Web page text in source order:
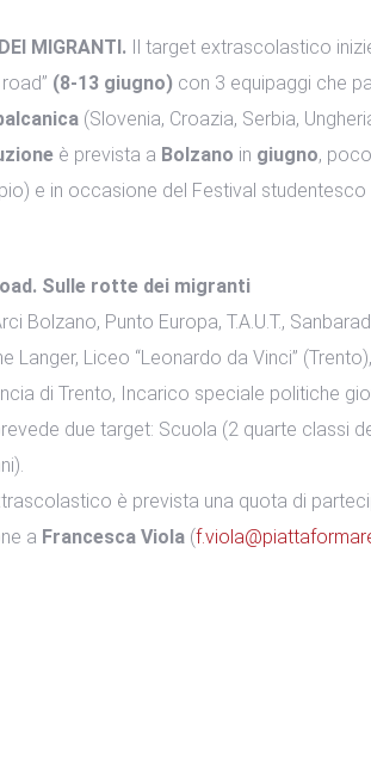
MIGRANTI. Il target extrascolastico
(8-13 giugno) con 3 equipaggi che
(Slovenia, Croazia, Serbia,
è prevista a Bolzano in giugno,
e in occasione del Festival studentesco
Sulle rotte dei migranti
Bolzano, Punto Europa, T.A.U.T.,
Langer, Liceo “Leonardo da Vinci”
di Trento, Incarico speciale politiche
due target: Scuola (2 quarte classi
è prevista una quota di
a Francesca Viola (